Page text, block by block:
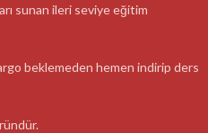
sunan ileri seviye eğitim
beklemeden hemen indirip ders